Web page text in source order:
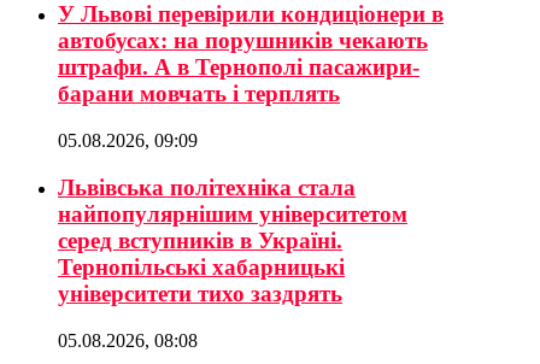
У Львові перевірили кондиціонери в
автобусах: на порушників чекають
штрафи. А в Тернополі пасажири-
барани мовчать і терплять
05.08.2026, 09:09
Львівська політехніка стала
найпопулярнішим університетом
серед вступників в Україні.
Тернопільські хабарницькі
університети тихо заздрять
05.08.2026, 08:08